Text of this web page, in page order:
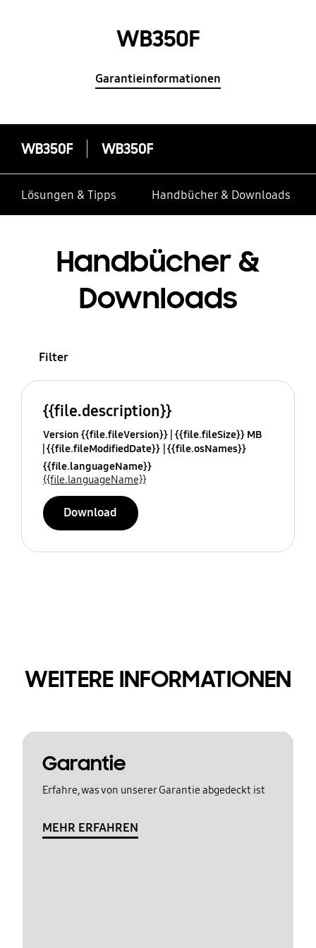
WB350F
Garantieinformationen
WB350F WB350F
Lösungen & Tipps Handbücher & Downloads
Handbücher &
Downloads
Filter
{{file.description}}
Version {{file.fileVersion}} {{file.fileSize}} MB
{{file.fileModifiedDate}} {{file.osNames}}
{{file.languageName}}
{{file.languageName}}
Download
WEITERE INFORMATIONEN
Garantie
Erfahre, was von unserer Garantie abgedeckt ist
MEHR ERFAHREN